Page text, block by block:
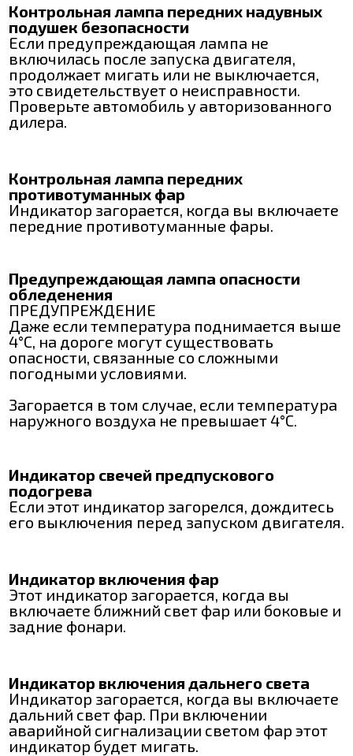
Контрольная лампа передних надувных
подушек безопасности
Если предупреждающая лампа не
включилась после запуска двигателя,
продолжает мигать или не выключается,
это свидетельствует о неисправности.
Проверьте автомобиль у авторизованного
дилера.
Контрольная лампа передних
противотуманных фар
Индикатор загорается, когда вы включаете
передние противотуманные фары.
Предупреждающая лампа опасности
обледенения
ПРЕДУПРЕЖДЕНИЕ
Даже если температура поднимается выше
4°C, на дороге могут существовать
опасности, связанные со сложными
погодными условиями.
Загорается в том случае, если температура
наружного воздуха не превышает 4°C.
Индикатор свечей предпускового
подогрева
Если этот индикатор загорелся, дождитесь
его выключения перед запуском двигателя.
Индикатор включения фар
Этот индикатор загорается, когда вы
включаете ближний свет фар или боковые и
задние фонари.
Индикатор включения дальнего света
Индикатор загорается, когда вы включаете
дальний свет фар. При включении
аварийной сигнализации светом фар этот
индикатор будет мигать.